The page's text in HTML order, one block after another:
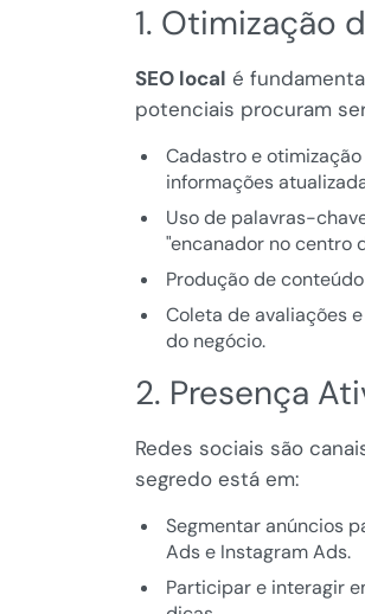
1. Otimização
SEO local é
potenciais procuram
Cadastro e
informações
Uso de palavras-
"encanador no centro
Produção de
Coleta de avaliações
do negócio.
2. Presença
Redes sociais são
segredo está em:
Segmentar anúncios
Ads e Instagram Ads.
Participar e interagir